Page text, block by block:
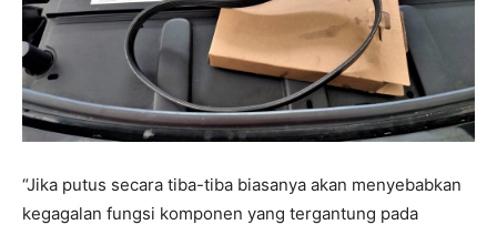
“Jika putus secara tiba-tiba biasanya akan menyebabkan
kegagalan fungsi komponen yang tergantung pada